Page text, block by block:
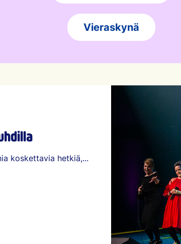
Vieraskynä
koskettavia hetkiä,...